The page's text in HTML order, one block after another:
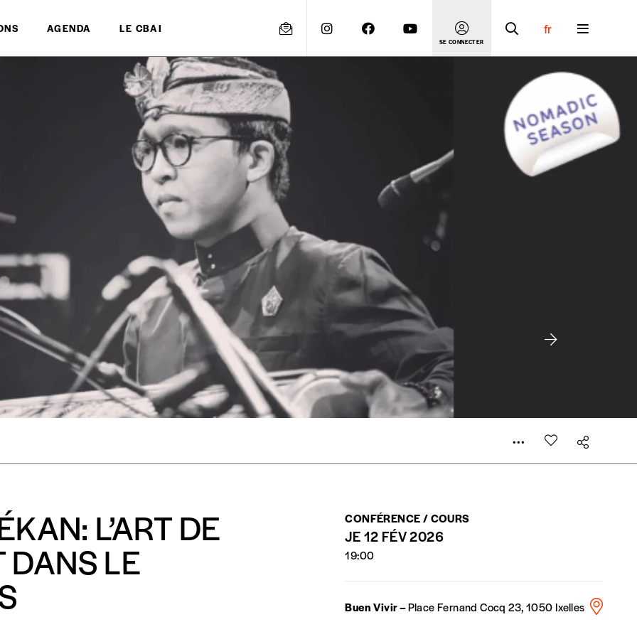
AGENDA LE CBAI
SE CONNECTER
fr
L’ART DE
DANS LE
Créer un compte
est proposé àPRIX LIBRE
bien ou d’un service, qui peut être une manière pour lui de payer le prix qu’il estime juste. Dans l’objectif de rendre
attachement aux valeurs de solidarité, nous vous proposons d’estimer vous-mêmes le coût de notre publication. Cette
indicatif. De cette manière, vous soutenez le travail de l’équipe de rédaction selon vos moyens et vos motivations.
commandez au numéro.
BE34 0010 7305 2190avec en communication le numéro de la commande renseigné dans le mail de confirmation et
moment, même après avoir reçu plusieurs numéros. Ce paiement n’est pas indispensable. Il marque votre volonté de
CONFÉRENCE / COURS
JE 12 FÉV 2026
19:00
Buen Vivir –Place Fernand Cocq 23, 1050 Ixelles